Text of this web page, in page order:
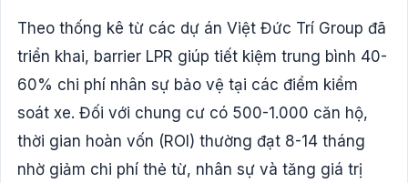
Theo thống kê từ các dự án Việt Đức Trí Group đã
triển khai, barrier LPR giúp tiết kiệm trung bình 40-
60% chi phí nhân sự bảo vệ tại các điểm kiểm
soát xe. Đối với chung cư có 500-1.000 căn hộ,
thời gian hoàn vốn (ROI) thường đạt 8-14 tháng
nhờ giảm chi phí thẻ từ, nhân sự và tăng giá trị